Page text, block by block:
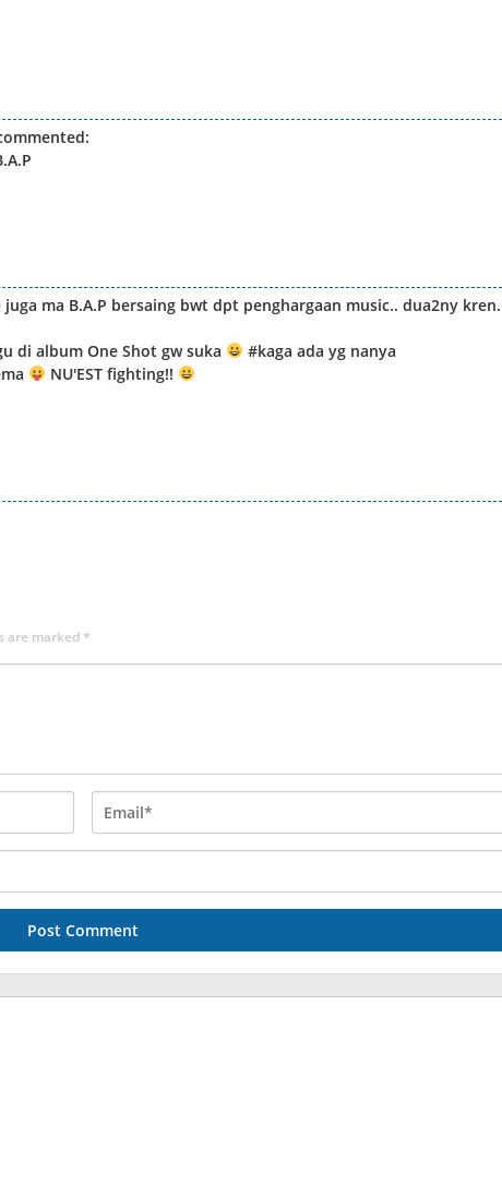
ma B.A.P bersaing bwt dpt penghargaan music.. dua2ny
di album One Shot gw suka
#kaga ada yg nanya
NU'EST fighting!!
are marked*